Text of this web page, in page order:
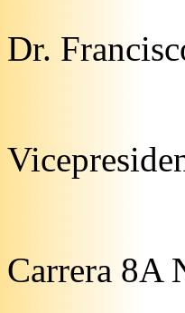
Dr.
Carrera 8A